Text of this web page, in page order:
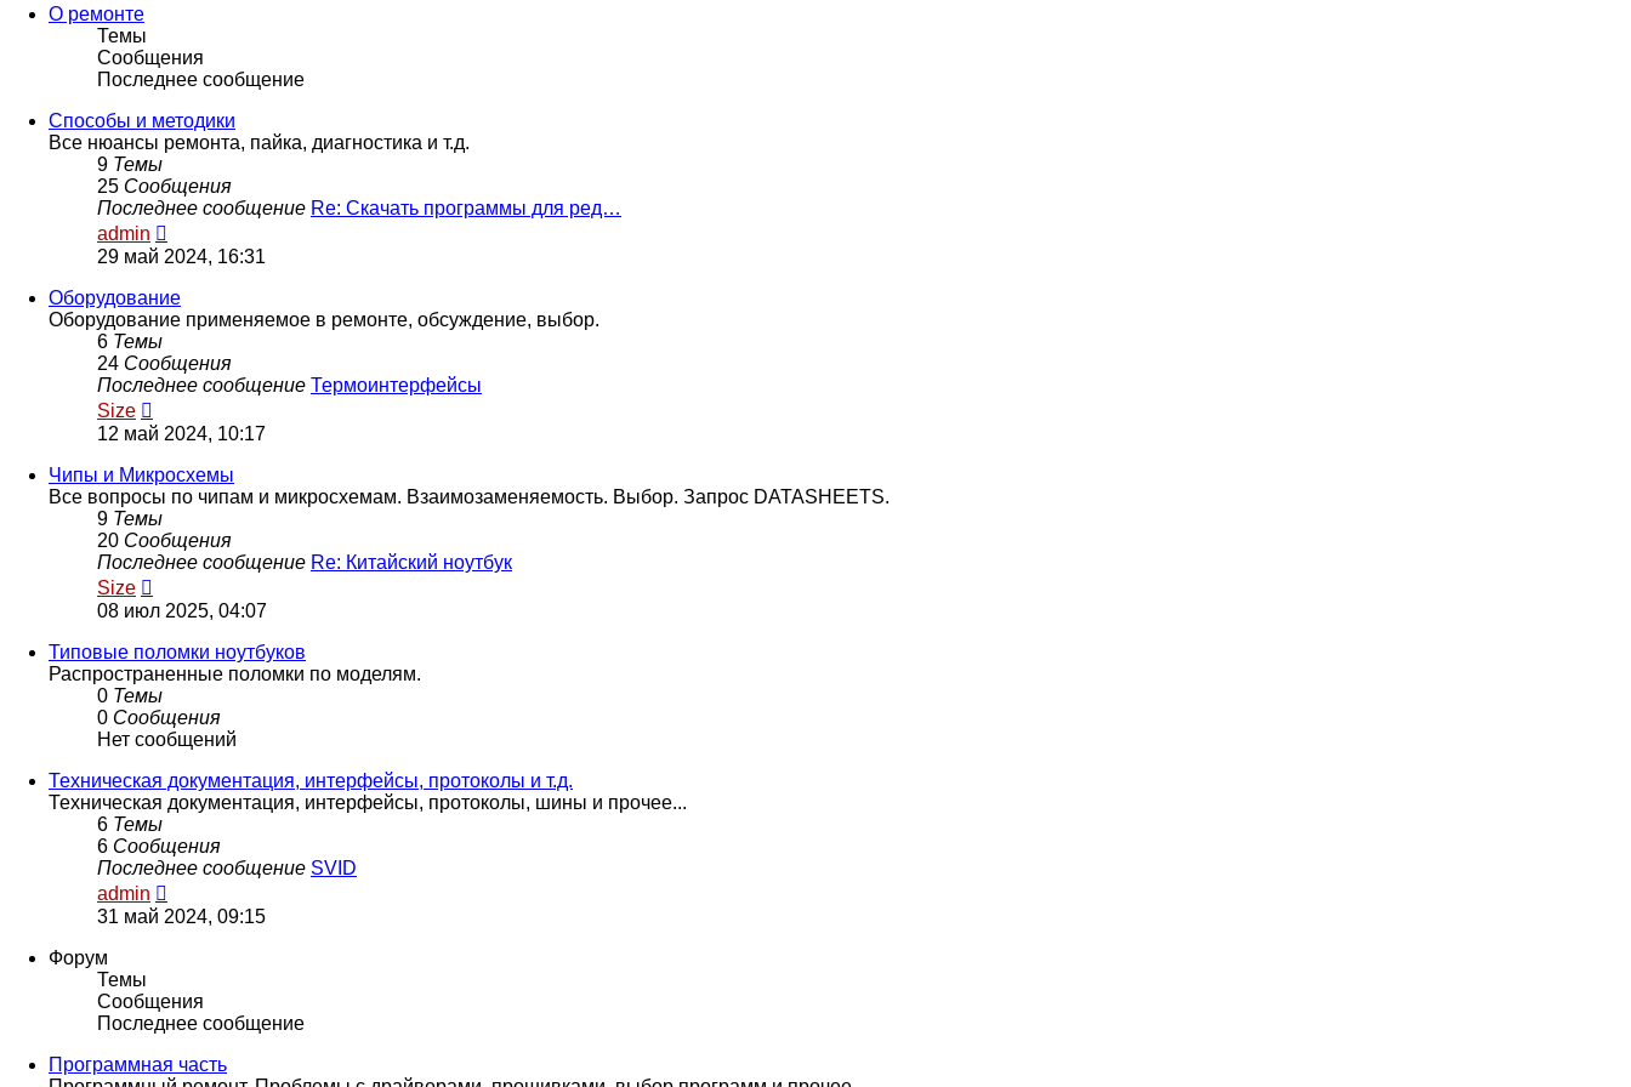
О ремонте
Темы
Сообщения
Последнее сообщение
Способы и методики
Все нюансы ремонта, пайка, диагностика и т.д.
9 Темы
25 Сообщения
Последнее сообщение Re: Скачать программы для ред…
admin
к
сообщению
29 май 2024, 16:31
Оборудование
Оборудование применяемое в ремонте, обсуждение, выбор.
6 Темы
24 Сообщения
Последнее сообщение Термоинтерфейсы
Size
к
сообщению
12 май 2024, 10:17
Чипы и Микросхемы
Все вопросы по чипам и микросхемам. Взаимозаменяемость. Выбор. Запрос DATASHEETS.
9 Темы
20 Сообщения
Последнее сообщение Re: Китайский ноутбук
Size
к
сообщению
08 июл 2025, 04:07
Типовые поломки ноутбуков
Распространенные поломки по моделям.
0 Темы
0 Сообщения
Нет сообщений
Техническая документация, интерфейсы, протоколы и т.д.
Техническая документация, интерфейсы, протоколы, шины и прочее...
6 Темы
6 Сообщения
Последнее сообщение SVID
admin
к
31 май 2024, 09:15
Форум
Темы
Сообщения
Последнее сообщение
Программная часть